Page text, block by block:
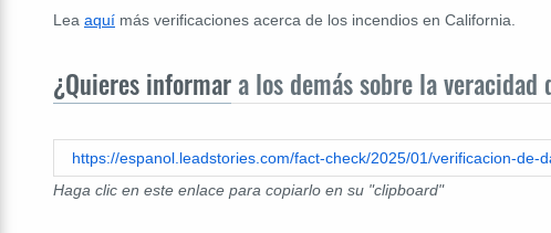
Lea aquí más verificaciones acerca de los incendios en California.
¿Quieres informar a los demás sobre la
Haga clic en este enlace para copiarlo en su "clipboard"